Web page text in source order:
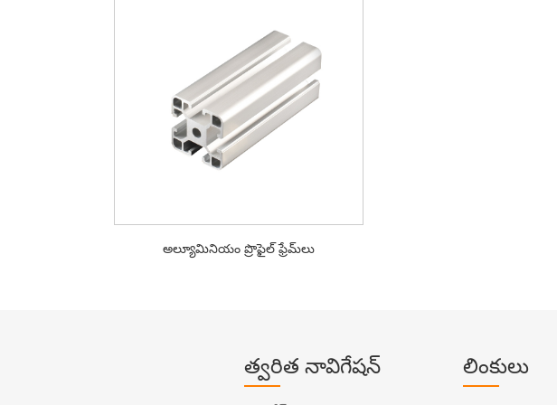
అల్యూమినియం ప్రొఫైల్ ఫ్రేమ్‌లు
త్వరిత నావిగేషన్ లింకులు